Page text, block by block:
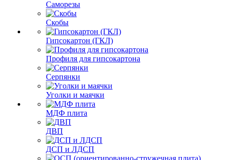
Саморезы
Скобы
Гипсокартон (ГКЛ)
Профиля для гипсокартона
Серпянки
Уголки и маячки
МДФ плита
ДВП
ДСП и ЛДСП